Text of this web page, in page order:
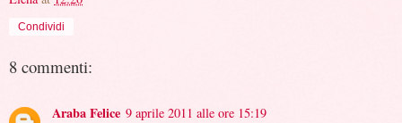
Condividi
8 commenti:
Araba Felice 9 aprile 2011 alle ore 15:19